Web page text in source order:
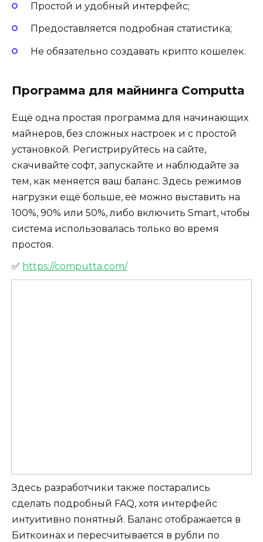
Простой и удобный интерфейс;
Предоставляется подробная статистика;
Не обязательно создавать крипто кошелек.
Программа для майнинга Computta
Ещё одна простая программа для начинающих
майнеров, без сложных настроек и с простой
установкой. Регистрируйтесь на сайте,
скачивайте софт, запускайте и наблюдайте за
тем, как меняется ваш баланс. Здесь режимов
нагрузки ещё больше, её можно выставить на
100%, 90% или 50%, либо включить Smart, чтобы
система использовалась только во время
простоя.
✅ https://computta.com/
Здесь разработчики также постарались
сделать подробный FAQ, хотя интерфейс
интуитивно понятный. Баланс отображается в
Биткоинах и пересчитывается в рубли по